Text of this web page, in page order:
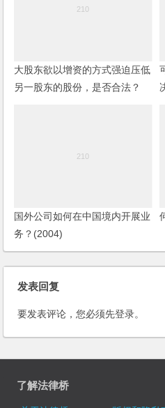
大股东欲以增资的方式强迫压低
另一股东的股份，是否合法？
国外公司如何在中国境内开展业
务？(2004)
发表回复
要发表评论，您必须先登录。
了解法律桥